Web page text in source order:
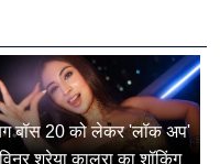
बॉस 20 को लेकर 'लॉक अप'
श्रेया कालरा का शॉकिंग